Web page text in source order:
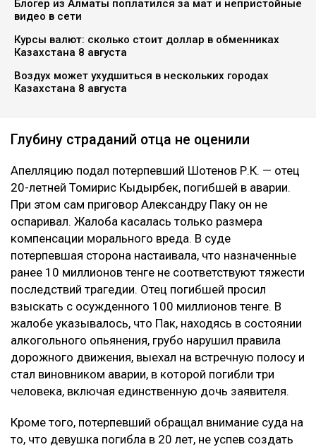
Блогер из Алматы поплатился за мат и непристойные
видео в сети
Курсы валют: сколько стоит доллар в обменниках
Казахстана 8 августа
Воздух может ухудшиться в нескольких городах
Казахстана 8 августа
Глубину страданий отца не оценили
Апелляцию подал потерпевший Шотенов Р.К. — отец
20-летней Томирис Кыдырбек, погибшей в аварии.
При этом сам приговор Александру Паку он не
оспаривал. Жалоба касалась только размера
компенсации морального вреда. В суде
потерпевшая сторона настаивала, что назначенные
ранее 10 миллионов тенге не соответствуют тяжести
последствий трагедии. Отец погибшей просил
взыскать с осужденного 100 миллионов тенге. В
жалобе указывалось, что Пак, находясь в состоянии
алкогольного опьянения, грубо нарушил правила
дорожного движения, выехал на встречную полосу и
стал виновником аварии, в которой погибли три
человека, включая единственную дочь заявителя.
Кроме того, потерпевший обращал внимание суда на
то, что девушка погибла в 20 лет, не успев создать